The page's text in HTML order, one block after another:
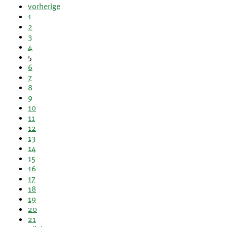
vorherige
1
2
3
4
5
6
7
8
9
10
11
12
13
14
15
16
17
18
19
20
21